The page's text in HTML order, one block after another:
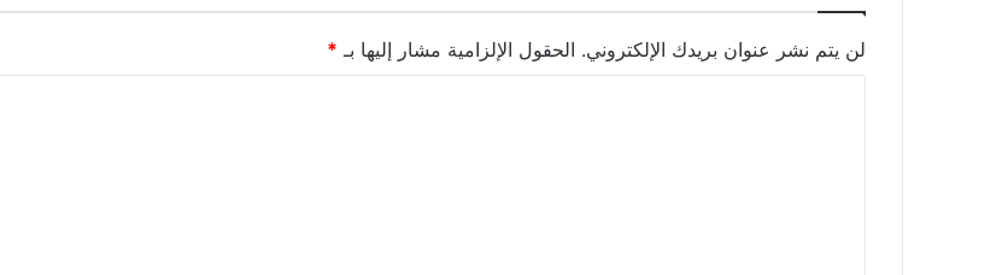
لن يتم نشر عنوان بريدك الإلكتروني. الحقول الإلزامية مشار إليها بـ *